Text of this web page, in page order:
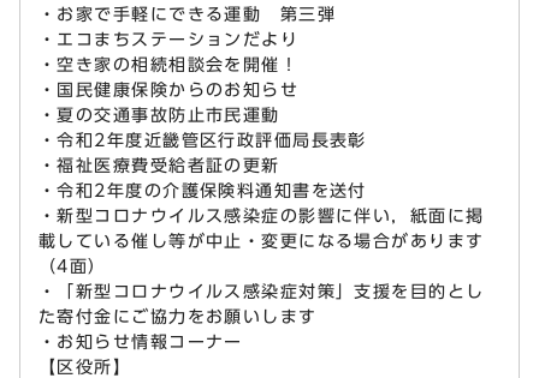
・お家で手軽にできる運動 第三弾
・エコまちステーションだより
・空き家の相続相談会を開催！
・国民健康保険からのお知らせ
・夏の交通事故防止市民運動
・令和2年度近畿管区行政評価局長表彰
・福祉医療費受給者証の更新
・令和2年度の介護保険料通知書を送付
・新型コロナウイルス感染症の影響に伴い，紙面に掲
載している催し等が中止・変更になる場合があります
（4面）
・「新型コロナウイルス感染症対策」支援を目的とし
た寄付金にご協力をお願いします
・お知らせ情報コーナー
【区役所】